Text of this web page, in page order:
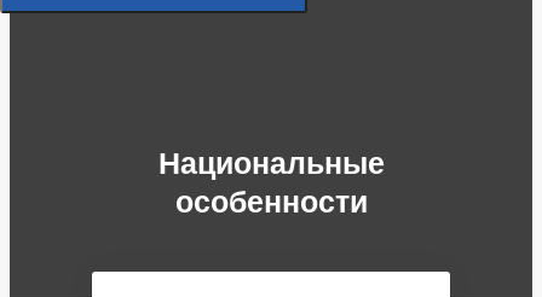
Национальные
особенности